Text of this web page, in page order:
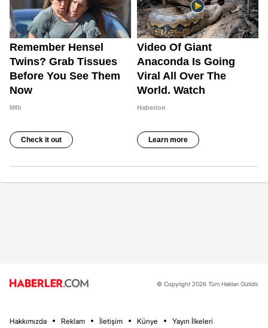
© Copyright 2026 Tüm Hakları Gizlidir.
Hakkımızda Reklam İletişim Künye Yayın İlkeleri